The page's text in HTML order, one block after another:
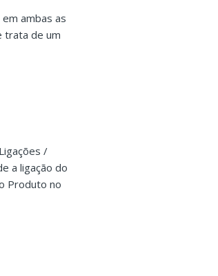
ambas as
trata de um
/
a ligação do
Produto no